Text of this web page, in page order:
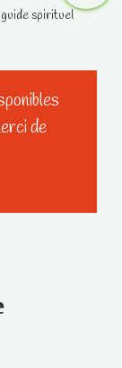
spirituel
de